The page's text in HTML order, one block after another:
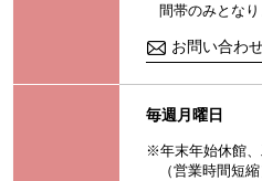
間帯のみとなり
お問い合わ
毎週月曜日
※年末年始休館
（営業時間短